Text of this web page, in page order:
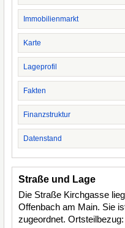
Immobilienmarkt
Karte
Lageprofil
Fakten
Finanzstruktur
Datenstand
Straße und Lage
Die Straße Kirchgasse
Offenbach am Main. Sie
zugeordnet. Ortsteilbezug: